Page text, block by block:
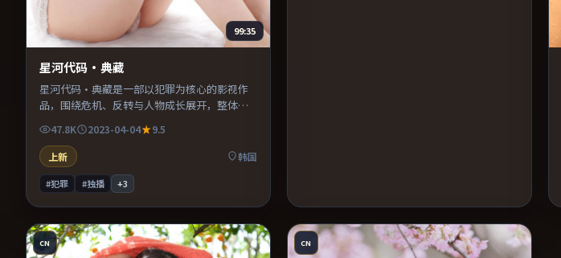
99:35
星河代码·典藏
星河代码·典藏是一部以犯罪为核心的影视作
品，围绕危机、反转与人物成长展开，整体节
47.8K 2023-04-04
9.5
上新
韩国
#犯罪 #独播 +3
CN CN